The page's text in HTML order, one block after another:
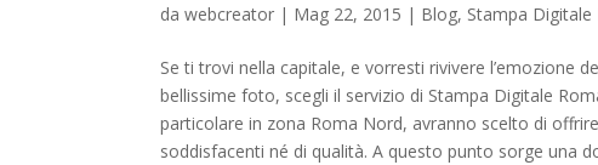
da webcreator | Mag 22, 2015 | Blog, Stampa
Se ti trovi nella capitale, e vorresti rivivere l’emozione
bellissime foto, scegli il servizio di Stampa Digitale
particolare in zona Roma Nord, avranno scelto di
soddisfacenti né di qualità. A questo punto sorge una